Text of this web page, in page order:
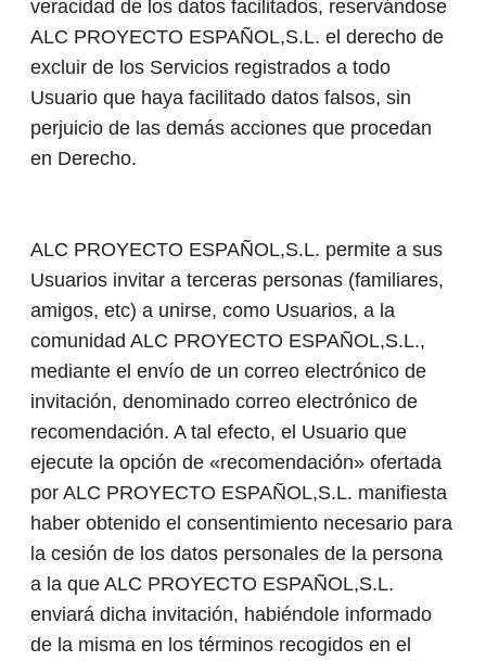
veracidad de los datos facilitados, reservándose
ALC PROYECTO ESPAÑOL,S.L. el derecho de
excluir de los Servicios registrados a todo
Usuario que haya facilitado datos falsos, sin
perjuicio de las demás acciones que procedan
en Derecho.
ALC PROYECTO ESPAÑOL,S.L. permite a sus
Usuarios invitar a terceras personas (familiares,
amigos, etc) a unirse, como Usuarios, a la
comunidad ALC PROYECTO ESPAÑOL,S.L.,
mediante el envío de un correo electrónico de
invitación, denominado correo electrónico de
recomendación. A tal efecto, el Usuario que
ejecute la opción de «recomendación» ofertada
por ALC PROYECTO ESPAÑOL,S.L. manifiesta
haber obtenido el consentimiento necesario para
la cesión de los datos personales de la persona
a la que ALC PROYECTO ESPAÑOL,S.L.
enviará dicha invitación, habiéndole informado
de la misma en los términos recogidos en el